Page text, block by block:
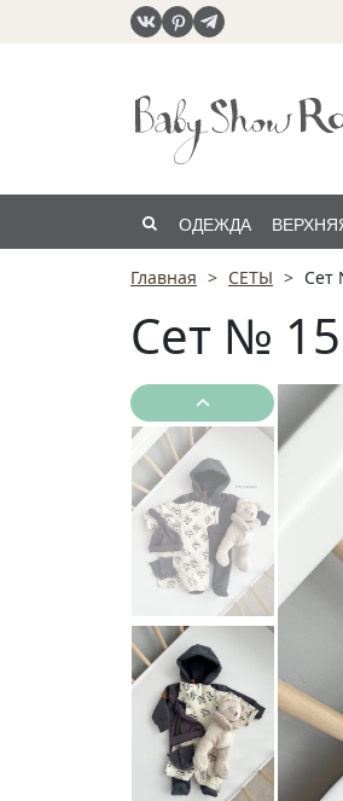
ОДЕЖДА
РАСПРОДАЖА
Главная СЕТЫ Сет
Сет №